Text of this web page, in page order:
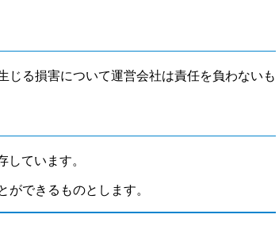
じる損害について運営会社は責任を負わないも
ています。
できるものとします。